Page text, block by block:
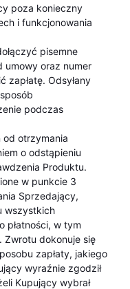
poza konieczny
i funkcjonowania
pisemne
umowy oraz numer
zapłatę. Odsyłany
podczas
otrzymania
o odstąpieniu
Produktu.
w punkcie 3
Sprzedający,
wszystkich
płatności, w tym
dokonuje się
zapłaty, jakiego
wyraźnie zgodził
Kupujący wybrał